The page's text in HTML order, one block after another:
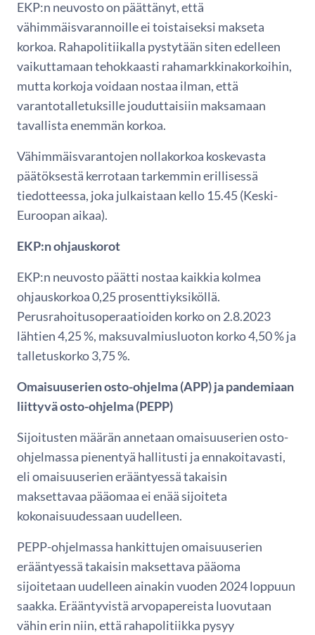
EKP:n neuvosto on päättänyt, että
vähimmäisvarannoille ei toistaiseksi makseta
korkoa. Rahapolitiikalla pystytään siten edelleen
vaikuttamaan tehokkaasti rahamarkkinakorkoihin,
mutta korkoja voidaan nostaa ilman, että
varantotalletuksille jouduttaisiin maksamaan
tavallista enemmän korkoa.
Vähimmäisvarantojen nollakorkoa koskevasta
päätöksestä kerrotaan tarkemmin erillisessä
tiedotteessa, joka julkaistaan kello 15.45 (Keski-
Euroopan aikaa).
EKP:n ohjauskorot
EKP:n neuvosto päätti nostaa kaikkia kolmea
ohjauskorkoa 0,25 prosenttiyksiköllä.
Perusrahoitusoperaatioiden korko on 2.8.2023
lähtien 4,25 %, maksuvalmiusluoton korko 4,50 % ja
talletuskorko 3,75 %.
Omaisuuserien osto-ohjelma (APP) ja pandemiaan
liittyvä osto-ohjelma (PEPP)
Sijoitusten määrän annetaan omaisuuserien osto-
ohjelmassa pienentyä hallitusti ja ennakoitavasti,
eli omaisuuserien erääntyessä takaisin
maksettavaa pääomaa ei enää sijoiteta
kokonaisuudessaan uudelleen.
PEPP-ohjelmassa hankittujen omaisuuserien
erääntyessä takaisin maksettava pääoma
sijoitetaan uudelleen ainakin vuoden 2024 loppuun
saakka. Erääntyvistä arvopapereista luovutaan
vähin erin niin, että rahapolitiikka pysyy